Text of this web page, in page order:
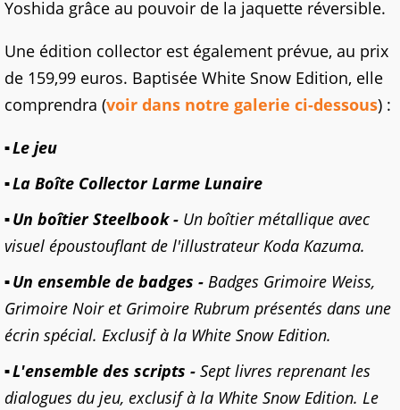
Yoshida grâce au pouvoir de la jaquette réversible.
Une édition collector est également prévue, au prix
de 159,99 euros. Baptisée White Snow Edition, elle
comprendra (voir dans notre galerie ci-dessous) :
Le jeu
La Boîte Collector Larme Lunaire
Un boîtier Steelbook - Un boîtier métallique avec
visuel époustouflant de l'illustrateur Koda Kazuma.
Un ensemble de badges - Badges Grimoire Weiss,
Grimoire Noir et Grimoire Rubrum présentés dans une
écrin spécial. Exclusif à la White Snow Edition.
L'ensemble des scripts - Sept livres reprenant les
dialogues du jeu, exclusif à la White Snow Edition. Le